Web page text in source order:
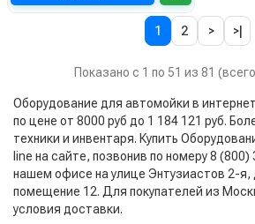
1 2 > >|
Показано с 1 по 51 из 81
Оборудование для автомойки в
по цене от 8000 руб до 1 184 121 руб.
техники и инвентаря. Купить
line на сайте, позвонив по номеру 8
нашем офисе на улице Энтузиастов 2-я,
помещение 12. Для покупателей из
условия доставки.